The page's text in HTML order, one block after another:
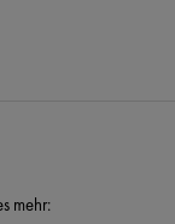
mehr: